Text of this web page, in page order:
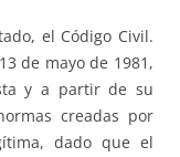
el Código Civil.
de mayo de 1981,
y a partir de su
creadas por
dado que el